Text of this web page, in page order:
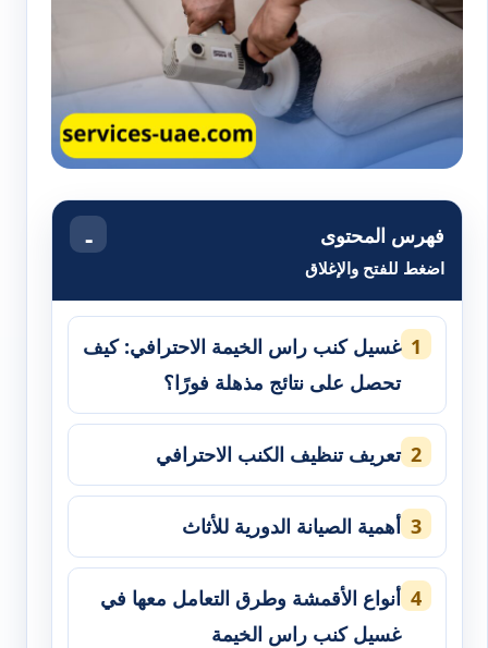
فهرس المحتوى
اضغط للفتح والإغلاق
غسيل كنب راس الخيمة الاحترافي: كيف
تحصل على نتائج مذهلة فورًا؟
تعريف تنظيف الكنب الاحترافي
أهمية الصيانة الدورية للأثاث
أنواع الأقمشة وطرق التعامل معها في
غسيل كنب راس الخيمة